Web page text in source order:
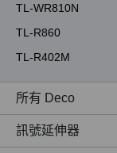
TL-WR810N
TL-R860
TL-R402M
所有 Deco
訊號延伸器